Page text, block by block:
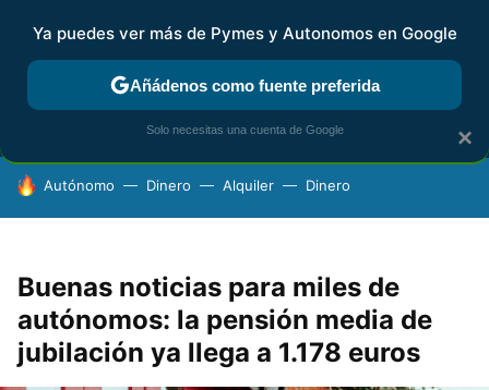
MENÚ NUEVO
FISCALIDAD Y CONTABILIDAD KIT DIGITAL
HOY SE HABLA DE
Autónomo Dinero Alquiler Dinero
Buenas noticias para miles de
autónomos: la pensión media de
jubilación ya llega a 1.178 euros
×
Ya puedes ver más de Pymes y Autonomos en Google
Añádenos como fuente preferida
Solo necesitas una cuenta de Google